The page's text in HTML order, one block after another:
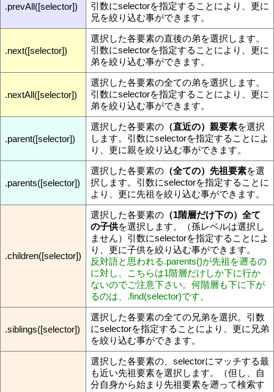
.prevAll([selector])
引数にselectorを指定することにより、更に
兄を絞り込む事ができます。
.next([selector])
選択した各要素の直後の弟を選択します。
引数にselectorを指定することにより、更に
弟を絞り込む事ができます。
.nextAll([selector])
選択した各要素の全ての弟を選択します。
引数にselectorを指定することにより、更に
弟を絞り込む事ができます。
.parent([selector])
選択した各要素の （直近の）親要素を選択
します。引数にselectorを指定することによ
り、更に親を絞り込む事ができます。
.parents([selector])
選択した各要素の （全ての）先祖要素を選
択します。引数にselectorを指定することに
より、更に先祖を絞り込む事ができます。
.children([selector])
選択した各要素の （1階層だけ下の）全て
の子供を選択します。（孫レベルは選択し
ません）引数にselectorを指定することによ
り、更に子供を絞り込む事ができます。
反対語と思われる.parents()が先祖を遡るの
に対し、こちらは1階層だけしか下に行か
ないのでご注意下さい。何階層も下に下が
るのは、.find(selector)です。
.siblings([selector])
選択した各要素の全ての兄弟を選択。引数
にselectorを指定することにより、更に兄弟
を絞り込む事ができます。
選択した各要素の、selectorにマッチする最
も近い先祖要素を選択します。（但し、自
分自身から始まり先祖要素を遡って検索す